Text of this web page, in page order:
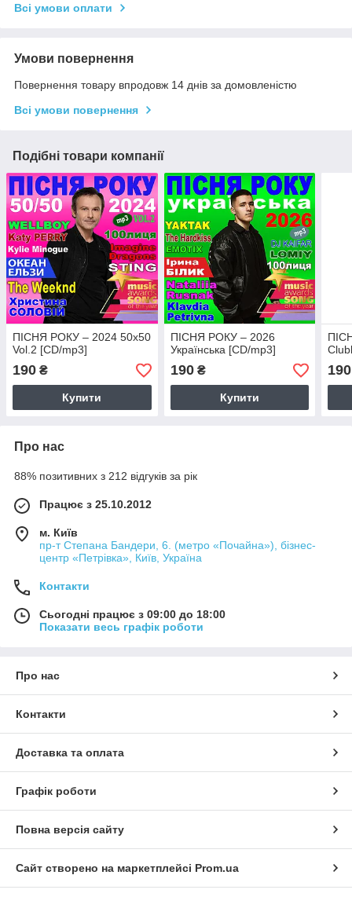
Всі умови оплати
Умови повернення
Повернення товару впродовж 14 днів за домовленістю
Всі умови повернення
Подібні товари компанії
ПІСНЯ РОКУ – 2024 50х50
Vol.2 [CD/mp3]
190 ₴
Купити
ПІСНЯ РОКУ – 2026
Українська [CD/mp3]
190₴
Купити
190
Про нас
88% позитивних з 212 відгуків за рік
Працює з 25.10.2012
м. Київ
пр-т Степана Бандери, 6. (метро «Почайна»), бізнес-
центр «Петрівка», Київ, Україна
Контакти
Сьогодні працює з 09:00 до 18:00
Показати весь графік роботи
Про нас
Контакти
Доставка та оплата
Графік роботи
Повна версія сайту
Сайт створено на маркетплейсі Prom.ua